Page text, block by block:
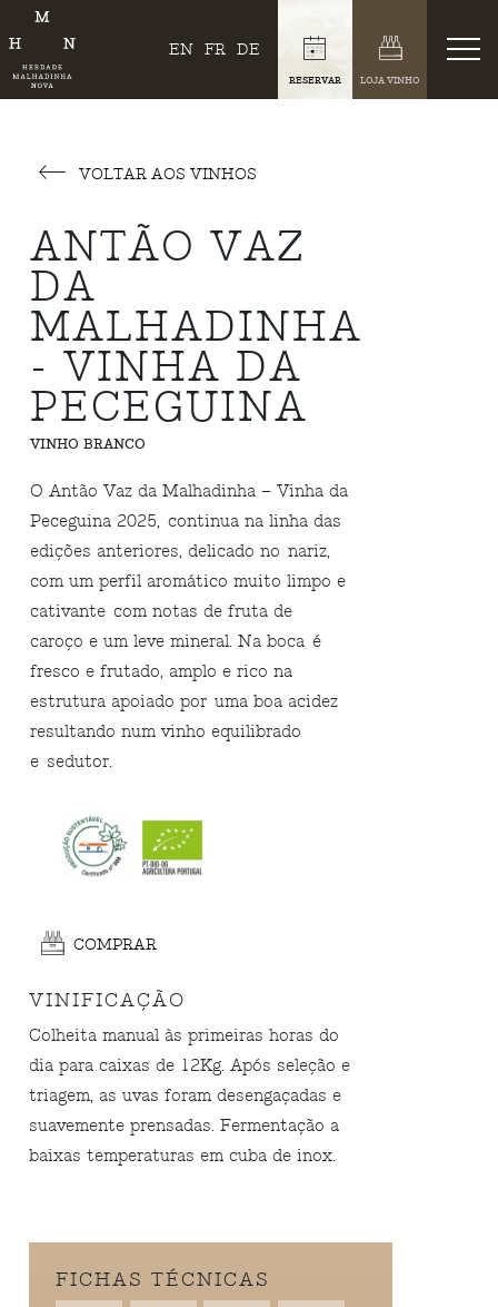
EN FR DE
RESERVAR LOJA VINHO
VOLTAR AOS VINHOS
ANTÃO VAZ
DA
MALHADINHA
- VINHA DA
PECEGUINA
VINHO BRANCO
O Antão Vaz da Malhadinha – Vinha da
Peceguina 2025, continua na linha das
edições anteriores, delicado no nariz,
com um perfil aromático muito limpo e
cativante com notas de fruta de
caroço e um leve mineral. Na boca é
fresco e frutado, amplo e rico na
estrutura apoiado por uma boa acidez
resultando num vinho equilibrado
e sedutor.
COMPRAR
VINIFICAÇÃO
Colheita manual às primeiras horas do
dia para caixas de 12Kg. Após seleção e
triagem, as uvas foram desengaçadas e
suavemente prensadas. Fermentação a
baixas temperaturas em cuba de inox.
FICHAS TÉCNICAS